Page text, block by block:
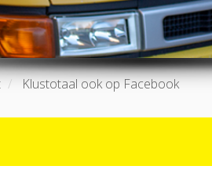
Klustotaal ook op Facebook